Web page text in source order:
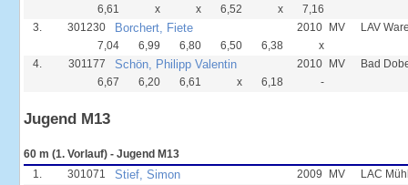
6,61
x x 6,52 x
7,16
3.
301230 Borchert, Fiete 2010 MV
LAV
7,04
6,99 6,80 6,50 6,38
x
4.
301177 Schön, Philipp Valentin 2010 MV
Bad
6,67
6,20 6,61 x 6,18 -
Jugend M13
60 m (1. Vorlauf) - Jugend M13
1.
301071 Stief, Simon 2009 MV
LAC